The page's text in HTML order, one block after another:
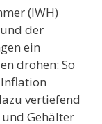
(IWH)
der
ein
drohen: So
vertiefend
Gehälter